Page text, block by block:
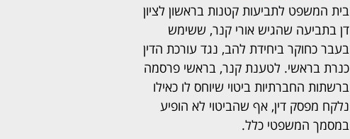
בית המשפט לתביעות קטנות בראשון לציון
דן בתביעה שהגיש אורי קנר, ששימש
בעבר כחוקר ביחידת להב, נגד עורכת הדין
כנרת בראשי. לטענת קנר, בראשי פרסמה
ברשתות החברתיות ביטוי שיוחס לו כאילו
נלקח מפסק דין, אף שהביטוי לא הופיע
במסמך המשפטי כלל.